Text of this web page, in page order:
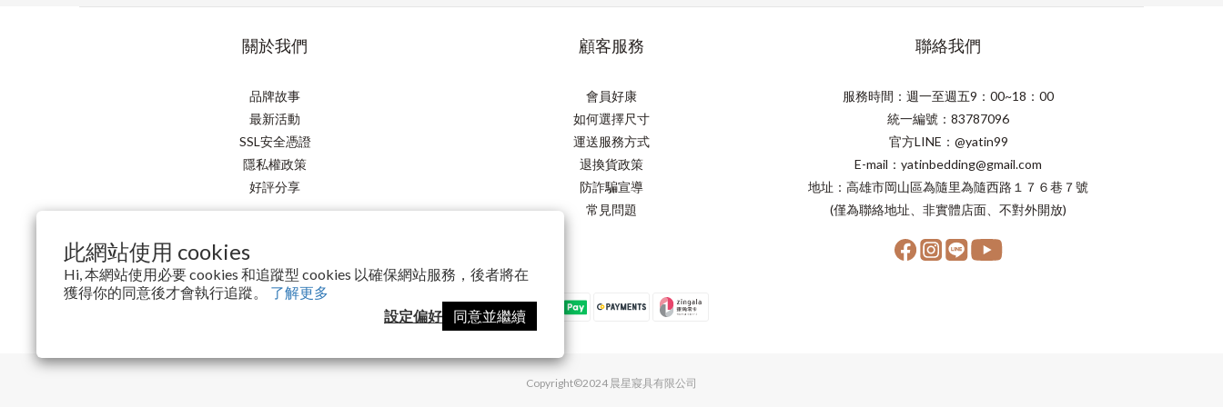
此網站使用 cookies
Hi, 本網站使用必要 cookies 和追蹤型 cookies 以確保網站服務，後者將在
獲得你的同意後才會執行追蹤。 了解更多
設定偏好
同意並繼續
關於我們
品牌故事
最新活動
SSL安全憑證
隱私權政策
好評分享
顧客服務
會員好康
如何選擇尺寸
運送服務方式
退換貨政策
防詐騙宣導
常見問題
聯絡我們
服務時間：週一至週五9：00~18：00
統一編號：83787096
官方LINE：@yatin99
E-mail：yatinbedding@gmail.com
地址：高雄市岡山區為隨里為隨西路１７６巷７號
(僅為聯絡地址、非實體店面、不對外開放)
Copyright©2024 晨星寢具有限公司